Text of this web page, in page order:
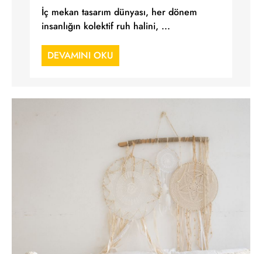
İç mekan tasarım dünyası, her dönem
insanlığın kolektif ruh halini, ...
DEVAMINI OKU